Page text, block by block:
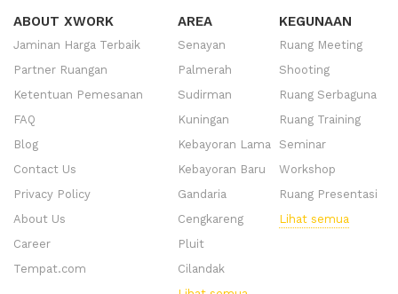
ABOUT XWORK
Jaminan Harga Terbaik
Partner Ruangan
Ketentuan Pemesanan
FAQ
Blog
Contact Us
Privacy Policy
About Us
Career
Tempat.com
AREA
Senayan
Palmerah
Sudirman
Kuningan
Kebayoran Lama
Kebayoran Baru
Gandaria
Cengkareng
Pluit
Cilandak
KEGUNAAN
Ruang Meeting
Shooting
Ruang Serbaguna
Ruang Training
Seminar
Workshop
Ruang Presentasi
Lihat semua